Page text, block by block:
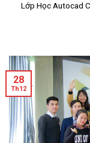
Lớp Học Autocad
28
Th12